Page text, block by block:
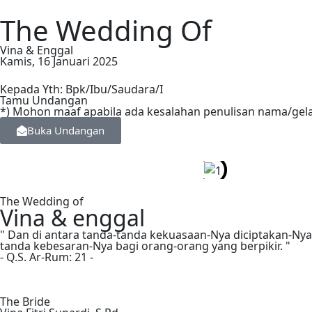
The Wedding Of
Vina & Enggal
Kamis, 16 Januari 2025
Kepada Yth: Bpk/Ibu/Saudara/I
Tamu Undangan
*) Mohon maaf apabila ada kesalahan penulisan nama/
Buka Undangan